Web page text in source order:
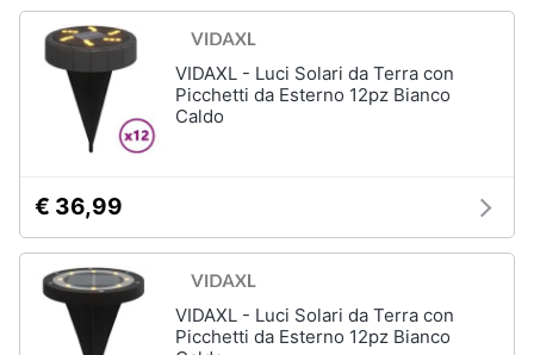
VIDAXL - Luci Solari da Terra con
Picchetti da Esterno 12pz Bianco
Caldo
€ 36,99
VIDAXL - Luci Solari da Terra con
Picchetti da Esterno 12pz Bianco